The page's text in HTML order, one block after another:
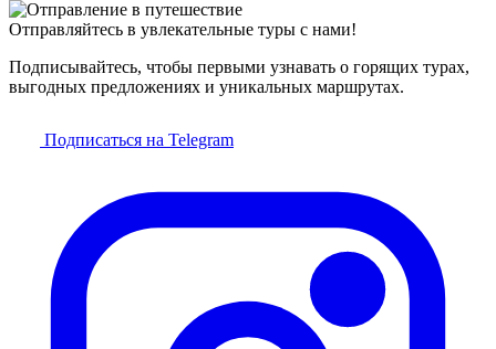
Отправляйтесь в увлекательные туры с нами!
Подписывайтесь, чтобы первыми узнавать о горящих турах,
выгодных предложениях и уникальных маршрутах.
Подписаться на Telegram